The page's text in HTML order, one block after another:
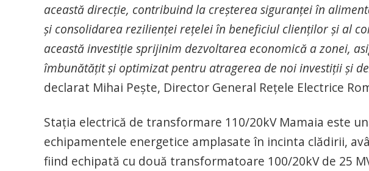
această direcție, contribuind la creșterea siguranței în
și consolidarea rezilienței rețelei în beneficiul clienților și al
această investiție sprijinim dezvoltarea economică a zonei,
îmbunătățit și optimizat pentru atragerea de noi investiții și
declarat Mihai Pește, Director General Rețele Electrice
Stația electrică de transformare 110/20kV Mamaia este
echipamentele energetice amplasate în incinta clădirii,
fiind echipată cu două transformatoare 100/20kV de 25